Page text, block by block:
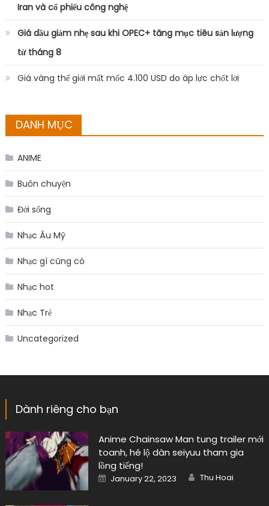
Iran và cổ phiếu công nghệ
Giá dầu giảm nhẹ sau khi OPEC+ tăng mục tiêu sản lượng
từ tháng 8
Giá vàng thế giới mất mốc 4.100 USD do áp lực chốt lời
DANH MỤC
ANIME
Buôn chuyện
Đời sống
Nhạc Âu Mỹ
Nhạc gì cũng có
Nhạc hot
Nhạc Trẻ
Uncategorized
Dành riêng cho bạn
Anime Chainsaw Man tung trailer mới
toanh, hé lộ dàn seiyuu tham gia
lồng tiếng!
Posted
on
January 22, 2023 Author
Thu Hoai